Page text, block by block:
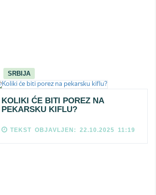
SRBIJA
KOLIKI ĆE BITI POREZ NA
PEKARSKU KIFLU?
TEKST OBJAVLJEN: 22.10.2025 11:19